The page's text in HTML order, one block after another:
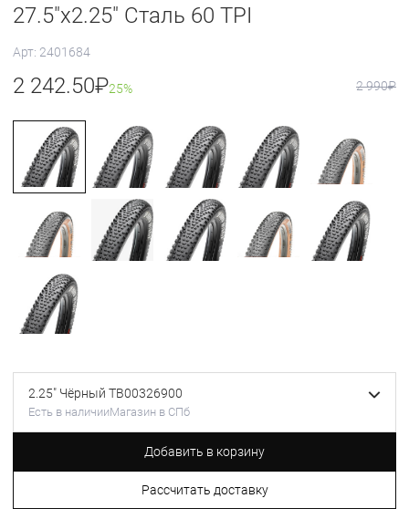
27.5"x2.25" Сталь 60 TPI
Арт: 2401684
2 242.50₽25% 2 990₽
2.25" Чёрный TB00326900
Есть в наличииМагазин в СПб
Добавить в корзину
Рассчитать доставку